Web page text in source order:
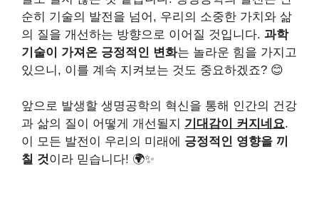
순히 기술의 발전을 넘어, 우리의 소중한 가치와 삶
의 질을 개선하는 방향으로 이어질 것입니다. 과학
기술이 가져온 긍정적인 변화는 놀라운 힘을 가지고
있으니, 이를 계속 지켜보는 것도 중요하겠죠? 😊
앞으로 발생할 생명공학의 혁신을 통해 인간의 건강
과 삶의 질이 어떻게 개선될지 기대감이 커지네요.
이 모든 발전이 우리의 미래에 긍정적인 영향을 끼
칠 것이라 믿습니다! 🌍✨